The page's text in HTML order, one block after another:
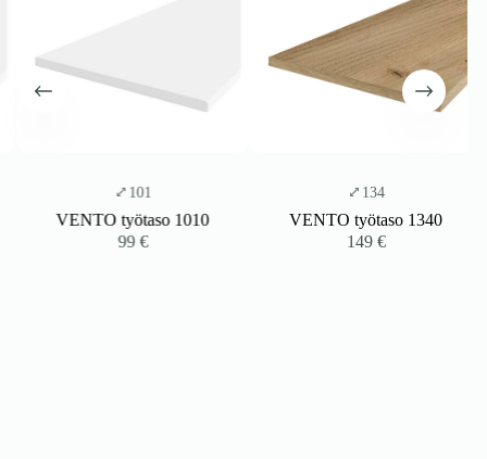
101
VENTO työtaso 1010
99€
134
VENTO työtaso 1340
149€